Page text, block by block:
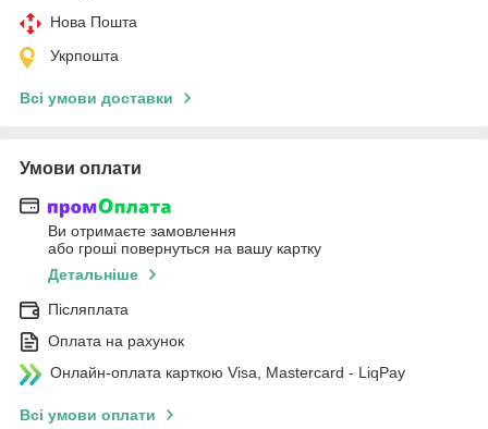
Нова Пошта
Укрпошта
Всі умови доставки
Умови оплати
Ви отримаєте замовлення
або гроші повернуться на вашу картку
Детальніше
Післяплата
Оплата на рахунок
Онлайн-оплата карткою Visa, Mastercard - LiqPay
Всі умови оплати